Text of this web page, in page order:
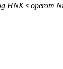
HNK s operom